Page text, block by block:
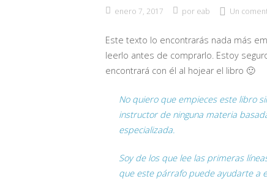
enero 7, 2017 por eab Un
Este texto lo encontrarás nada más
leerlo antes de comprarlo. Estoy
encontrará con él al hojear el libro 🙂
No quiero que empieces este libro
instructor de ninguna materia
especializada.
Soy de los que lee las primeras
que este párrafo puede ayudarte a